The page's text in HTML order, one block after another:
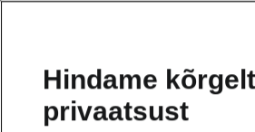
Hindame
privaatsust